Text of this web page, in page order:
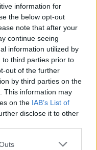
information for
the below opt-out
note that after your
continue seeing
information utilized by
to third parties prior to
out of the further
by third parties on the
This information may
on the IAB’s List of
disclose it to other
(Janówek Pierwszy) |